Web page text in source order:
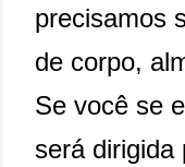
precisamos
de corpo,
Se você se
será dirigida